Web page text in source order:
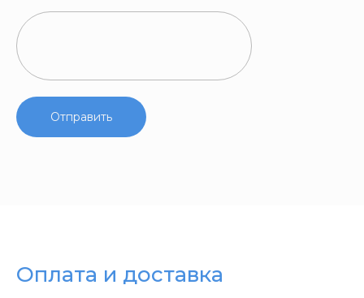
Отправить
Оплата и доставка